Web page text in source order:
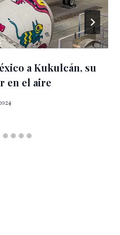
a Kukulcán, su
en el aire